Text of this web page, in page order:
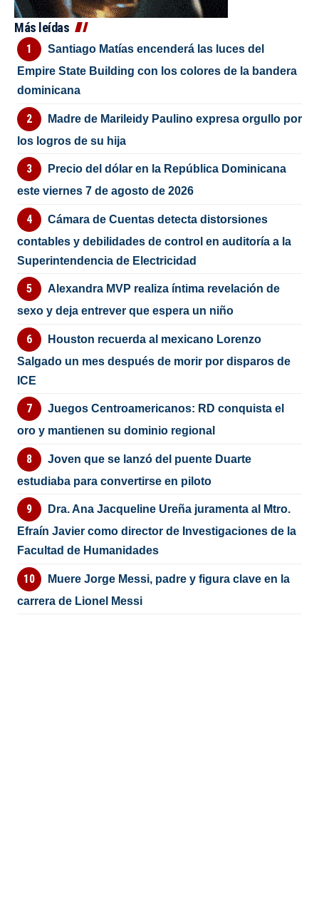
Más leídas
Santiago Matías encenderá las luces del
Empire State Building con los colores de la bandera
dominicana
Madre de Marileidy Paulino expresa orgullo por
los logros de su hija
Precio del dólar en la República Dominicana
este viernes 7 de agosto de 2026
Cámara de Cuentas detecta distorsiones
contables y debilidades de control en auditoría a la
Superintendencia de Electricidad
Alexandra MVP realiza íntima revelación de
sexo y deja entrever que espera un niño
Houston recuerda al mexicano Lorenzo
Salgado un mes después de morir por disparos de
ICE
Juegos Centroamericanos: RD conquista el
oro y mantienen su dominio regional
Joven que se lanzó del puente Duarte
estudiaba para convertirse en piloto
Dra. Ana Jacqueline Ureña juramenta al Mtro.
Efraín Javier como director de Investigaciones de la
Facultad de Humanidades
Muere Jorge Messi, padre y figura clave en la
carrera de Lionel Messi